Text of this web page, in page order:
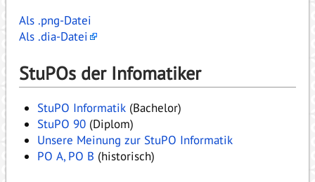
Als .png-Datei
Als .dia-Datei
StuPOs der Infomatiker
StuPO Informatik(Bachelor)
StuPO 90(Diplom)
Unsere Meinung zur StuPO Informatik
PO A, PO B (historisch)